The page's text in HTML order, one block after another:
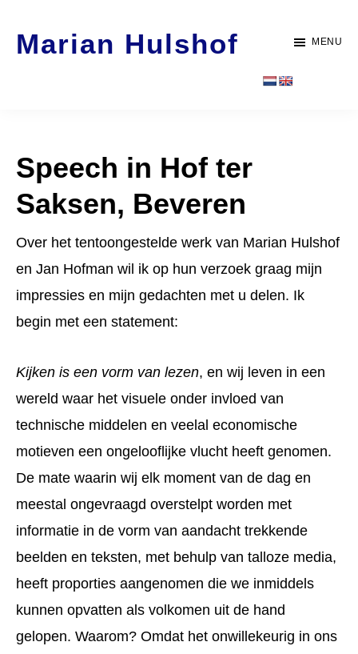
naar
naarMarian Hulshof MENU
Speech in Hof ter
Saksen, Beveren
Over het tentoongestelde werk van Marian Hulshof
en Jan Hofman wil ik op hun verzoek graag mijn
impressies en mijn gedachten met u delen. Ik
begin met een statement:
Kijken is een vorm van lezen, en wij leven in een
wereld waar het visuele onder invloed van
technische middelen en veelal economische
motieven een ongelooflijke vlucht heeft genomen.
De mate waarin wij elk moment van de dag en
meestal ongevraagd overstelpt worden met
informatie in de vorm van aandacht trekkende
beelden en teksten, met behulp van talloze media,
heeft proporties aangenomen die we inmiddels
kunnen opvatten als volkomen uit de hand
gelopen. Waarom? Omdat het onwillekeurig in ons